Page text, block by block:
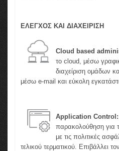
ΕΛΕΓΧΟΣ ΚΑΙ ΔΙΑΧΕΙΡΙΣΗ
Cloud based
το cloud, μέσω
διαχείριση ομάδων
μέσω e-mail και εύκολη
Application Control:
παρακολούθηση
με τις πολιτικές
τελικού τερματικού. Επιβάλλει